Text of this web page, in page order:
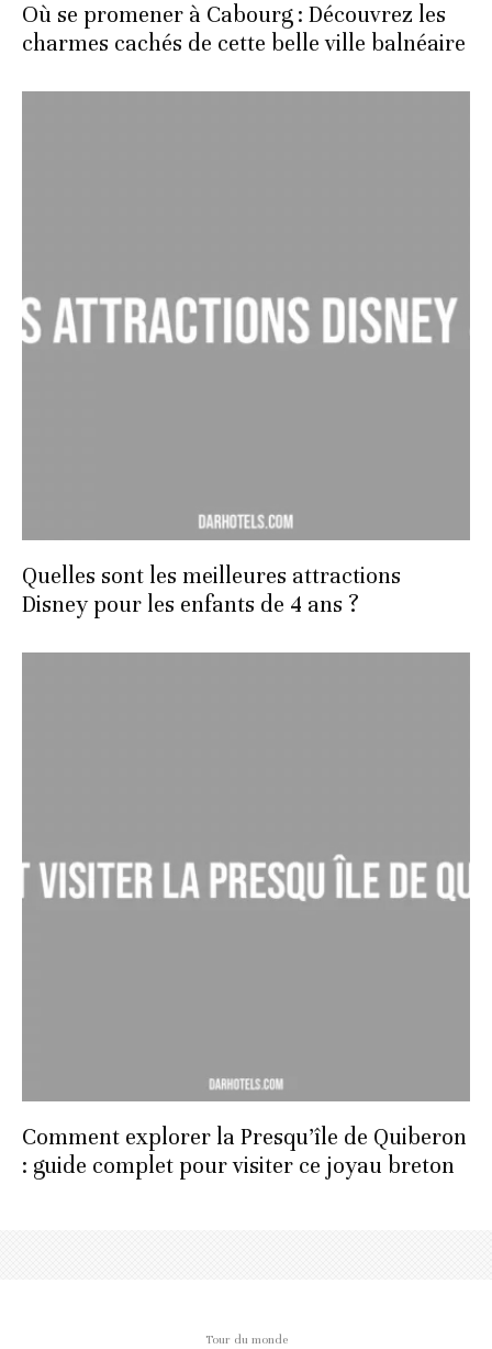
Où se promener à Cabourg : Découvrez les
charmes cachés de cette belle ville balnéaire
Quelles sont les meilleures attractions
Disney pour les enfants de 4 ans ?
Comment explorer la Presqu’île de Quiberon
: guide complet pour visiter ce joyau breton
Tour du monde